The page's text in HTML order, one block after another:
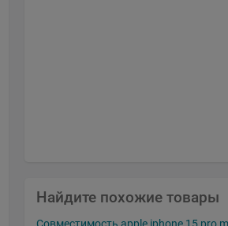
Найдите похожие товары